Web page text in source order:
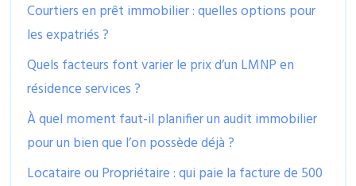
Courtiers en prêt immobilier : quelles options pour
les expatriés ?
Quels facteurs font varier le prix d’un LMNP en
résidence services ?
À quel moment faut-il planifier un audit immobilier
pour un bien que l’on possède déjà ?
Locataire ou Propriétaire : qui paie la facture de 500